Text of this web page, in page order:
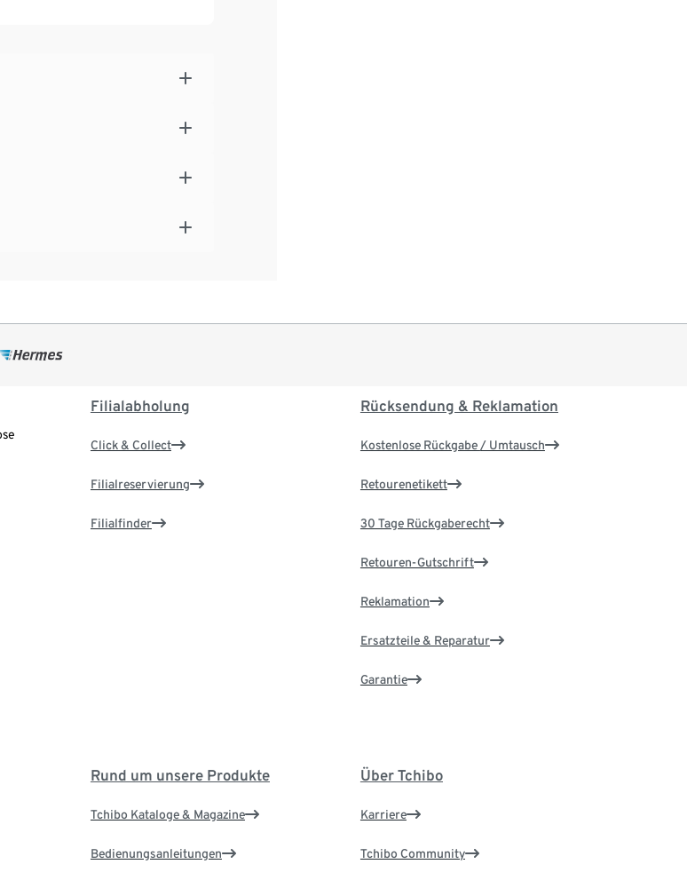
Filialabholung
Click & Collect
Filialreservierung
Filialfinder
Rücksendung & Reklamation
Kostenlose Rückgabe / Umtausch
Retourenetikett
30 Tage Rückgaberecht
Retouren-Gutschrift
Reklamation
Ersatzteile & Reparatur
Garantie
Rund um unsere Produkte
Tchibo Kataloge & Magazine
Bedienungsanleitungen
Über Tchibo
Karriere
Tchibo Community